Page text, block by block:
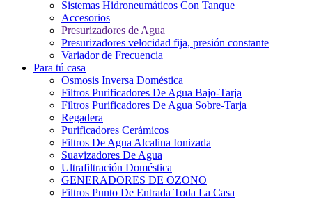
Sistemas Hidroneumáticos Con Tanque
Accesorios
Presurizadores de Agua
Presurizadores velocidad fija, presión constante
Variador de Frecuencia
Para tú casa
Osmosis Inversa Doméstica
Filtros Purificadores De Agua Bajo-Tarja
Filtros Purificadores De Agua Sobre-Tarja
Regadera
Purificadores Cerámicos
Filtros De Agua Alcalina Ionizada
Suavizadores De Agua
Ultrafiltración Doméstica
GENERADORES DE OZONO
Filtros Punto De Entrada Toda La Casa